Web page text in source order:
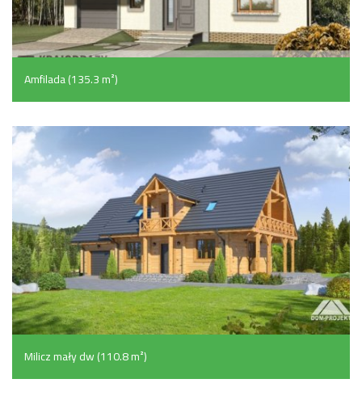
Amfilada (135.3 m²)
Milicz mały dw (110.8 m²)